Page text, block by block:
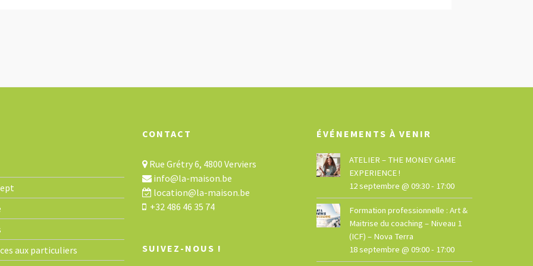
aux particuliers
CONTACT
Rue Grétry 6, 4800 Verviers
info@la-maison.be
location@la-maison.be
+32 486 46 35 74
SUIVEZ-NOUS !
ÉVÉNEMENTS À VENIR
ATELIER – THE MONEY GAME
EXPERIENCE !
12 septembre @ 09:30- 17:00
Formation professionnelle : Art &
Maitrise du coaching – Niveau 1
(ICF) – Nova Terra
18 septembre @ 09:00- 17:00